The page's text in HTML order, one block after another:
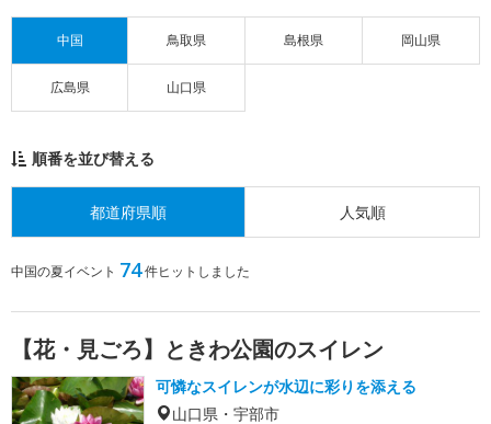
中国 鳥取県 島根県 岡山県
広島県 山口県
順番を並び替える
都道府県順 人気順
中国の夏イベント 74件ヒットしました
【花・見ごろ】ときわ公園のスイレン
可憐なスイレンが水辺に彩りを添える
山口県・宇部市